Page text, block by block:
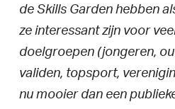
de Skills Garden hebben
ze interessant zijn voor
doelgroepen (jongeren,
validen, topsport,
nu mooier dan een